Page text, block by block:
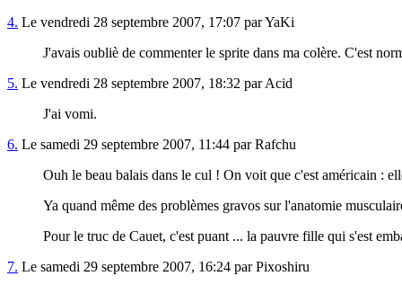
4. Le vendredi 28 septembre 2007, 17:07 par YaKi
J'avais oubliè de commenter le sprite dans ma colère. C'est
5. Le vendredi 28 septembre 2007, 18:32 par Acid
J'ai vomi.
6. Le samedi 29 septembre 2007, 11:44 par Rafchu
Ouh le beau balais dans le cul ! On voit que c'est américain :
Ya quand même des problèmes gravos sur l'anatomie
Pour le truc de Cauet, c'est puant ... la pauvre fille qui s'est
7. Le samedi 29 septembre 2007, 16:24 par Pixoshiru